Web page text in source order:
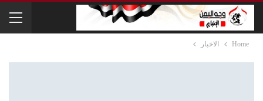
Home الاخبار